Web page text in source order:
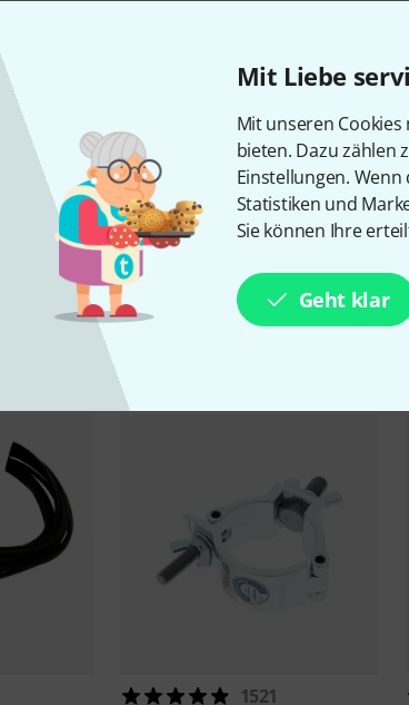
Mit Liebe
Mit unseren
bieten. Dazu zählen
Einstellungen.
Statistiken und
Sie können Ihre
Geht klar
1521